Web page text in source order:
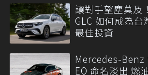
讓對手望塵莫及
GLC 如何成為台
最佳投資
Mercedes-Benz
EQ 命名淡出 燃